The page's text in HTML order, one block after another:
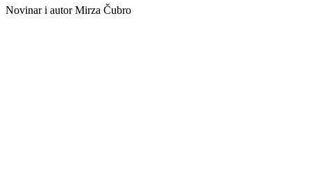
Novinar i autor Mirza Čubro